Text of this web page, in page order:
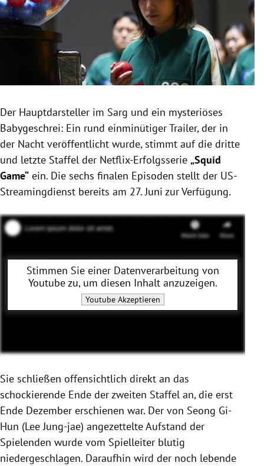
Untermenü
Untermenü
Untermenü
Untermenü
Untermenü
Der Hauptdarsteller im Sarg und ein mysteriöses
Babygeschrei: Ein rund einminütiger Trailer, der in
der Nacht veröffentlicht wurde, stimmt auf die dritte
und letzte Staffel der Netflix-Erfolgsserie „Squid
Game“ ein. Die sechs finalen Episoden stellt der US-
Streamingdienst bereits am 27. Juni zur Verfügung.
Stimmen Sie einer Datenverarbeitung von
Youtubezu, um diesen Inhalt anzuzeigen.
YoutubeAkzeptieren
Sie schließen offensichtlich direkt an das
schockierende Ende der zweiten Staffel an, die erst
Ende Dezember erschienen war. Der von Seong Gi-
Hun (Lee Jung-jae) angezettelte Aufstand der
Spielenden wurde vom Spielleiter blutig
niedergeschlagen. Daraufhin wird der noch lebende